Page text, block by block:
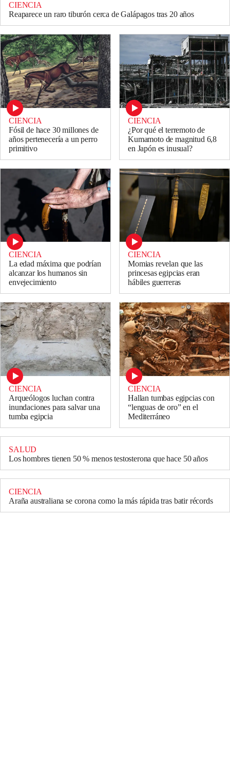
CIENCIA
Reaparece un raro tiburón cerca de Galápagos tras 20 años
CIENCIA
Fósil de hace 30 millones de
años pertenecería a un perro
primitivo
CIENCIA
¿Por qué el terremoto de
Kumamoto de magnitud 6,8
en Japón es inusual?
CIENCIA
La edad máxima que podrían
alcanzar los humanos sin
envejecimiento
CIENCIA
Momias revelan que las
princesas egipcias eran
hábiles guerreras
CIENCIA
Arqueólogos luchan contra
inundaciones para salvar una
tumba egipcia
CIENCIA
Hallan tumbas egipcias con
“lenguas de oro” en el
Mediterráneo
SALUD
Los hombres tienen 50 % menos testosterona que hace 50 años
CIENCIA
Araña australiana se corona como la más rápida tras batir récords